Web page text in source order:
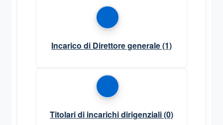
Incarico di Direttore generale(1)
Titolari di incarichi dirigenziali(0)